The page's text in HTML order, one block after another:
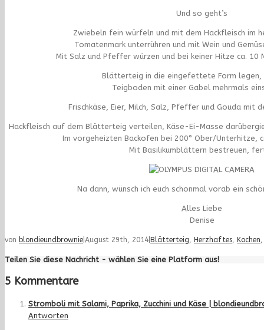
Und so geht’s
Zwiebeln fein würfeln und mit dem Hackfleisch im
Tomatenmark unterrühren und mit Wein und
Mit Salz und Pfeffer würzen und bei keiner Hitze ca. 10
Blätterteig in die eingefettete Form legen,
Teigboden mit einer Gabel mehrmals
Frischkäse, Eier, Milch, Salz, Pfeffer und Gouda mit
Hackfleisch auf dem Blätterteig verteilen, Käse-Ei-Masse
Im vorgeheizten Backofen bei 200° Ober/Unterhitze,
Mit Basilikumblättern bestreuen,
Na dann, wünsch ich euch schonmal vorab ein
Alles Liebe
Denise
von blondieundbrownie August 29th, 2014 Blätterteig, Herzhaftes, Kochen
Teilen Sie diese Nachricht - wählen Sie eine Platform aus!
5 Kommentare
Stromboli mit Salami, Paprika, Zucchini und Käse |
Antworten